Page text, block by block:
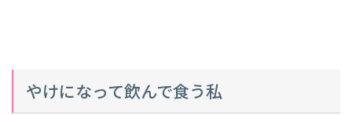
やけになって飲んで食う私